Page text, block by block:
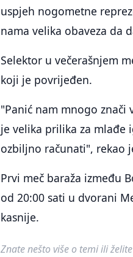
uspjeh nogometne
nama velika obaveza da
Selektor u večerašnjem
koji je povrijeđen.
"Panić nam mnogo
je velika prilika za mlađe
ozbiljno računati", rekao
Prvi meč baraža između
od 20:00 sati u dvorani
kasnije.
Znate nešto više o temi ili